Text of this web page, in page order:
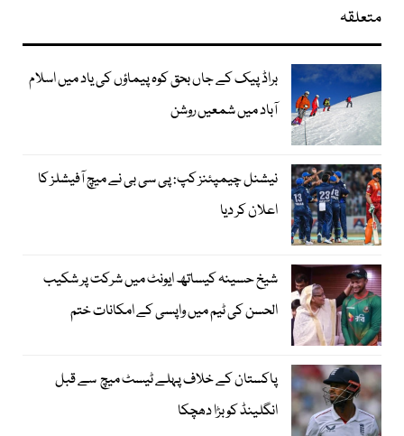
متعلقہ
براڈ پیک کے جاں بحق کوہ پیماؤں کی یاد میں اسلام
آباد میں شمعیں روشن
نیشنل چیمپئنز کپ: پی سی بی نے میچ آفیشلز کا
اعلان کر دیا
شیخ حسینہ کیساتھ ایونٹ میں شرکت پر شکیب
الحسن کی ٹیم میں واپسی کے امکانات ختم
پاکستان کے خلاف پہلے ٹیسٹ میچ سے قبل
انگلینڈ کو بڑا دھچکا